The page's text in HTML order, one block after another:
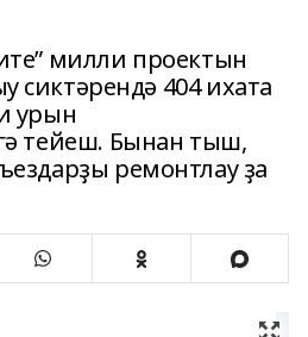
милли проектын
404 ихата
урын
тейеш. Бынан тыш,
ремонтлау ҙа